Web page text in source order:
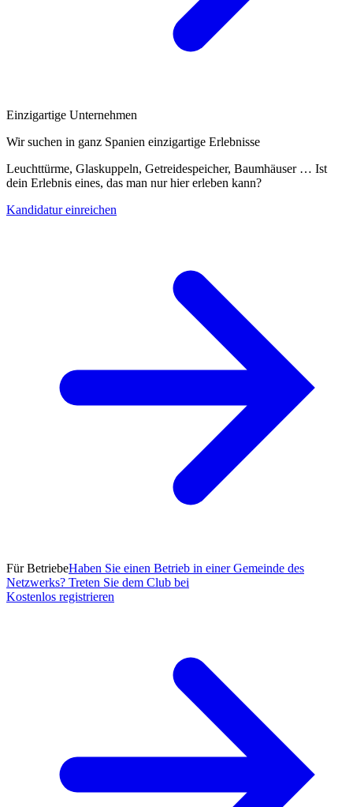
Einzigartige Unternehmen
Wir suchen in ganz Spanien einzigartige Erlebnisse
Leuchttürme, Glaskuppeln, Getreidespeicher, Baumhäuser … Ist
dein Erlebnis eines, das man nur hier erleben kann?
Kandidatur einreichen
Für BetriebeHaben Sie einen Betrieb in einer Gemeinde des
Netzwerks? Treten Sie dem Club bei
Kostenlos registrieren